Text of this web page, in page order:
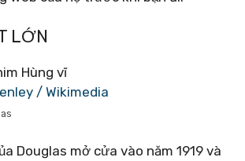
LỚN
/ Wikimedia
Douglas mở cửa vào năm 1919 và